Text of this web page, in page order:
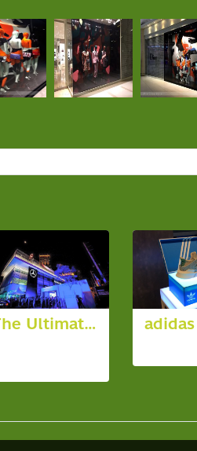
The Ultimate Luxury Mercedes-Benz Showroom Grand Opening